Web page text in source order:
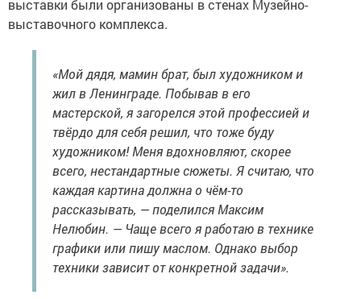
выставки были организованы в стенах Музейно-
выставочного комплекса.
«Мой дядя, мамин брат, был художником и
жил в Ленинграде. Побывав в его
мастерской, я загорелся этой профессией и
твёрдо для себя решил, что тоже буду
художником! Меня вдохновляют, скорее
всего, нестандартные сюжеты. Я считаю, что
каждая картина должна о чём-то
рассказывать, — поделился Максим
Нелюбин. — Чаще всего я работаю в технике
графики или пишу маслом. Однако выбор
техники зависит от конкретной задачи».